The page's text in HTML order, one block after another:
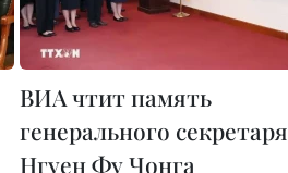
ВИА чтит память
генерального секретаря
Нгуен Фу Чонга